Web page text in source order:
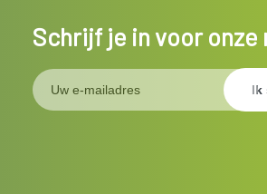
Schrijf je in voor